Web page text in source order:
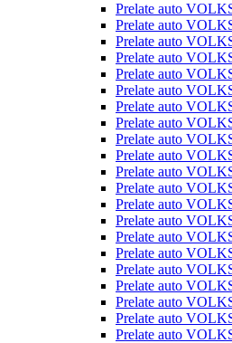
Prelate auto
Prelate auto
Prelate auto
Prelate auto
Prelate auto
Prelate auto
Prelate auto
Prelate auto
Prelate auto
Prelate auto
Prelate auto
Prelate auto
Prelate auto
Prelate auto
Prelate auto
Prelate auto
Prelate auto
Prelate auto
Prelate auto
Prelate auto
Prelate auto